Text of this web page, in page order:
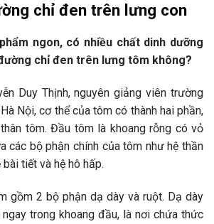
chỉ đen trên lưng con
ngon, có nhiều chất dinh dưỡng
chỉ đen trên lưng tôm không?
Duy Thịnh, nguyên giảng viên trường
Nội, cơ thể của tôm có thành hai phần,
tôm. Đầu tôm là khoang rỗng có vỏ
các bộ phận chính của tôm như hệ thần
bài tiết và hệ hô hấp.
gồm 2 bộ phận dạ dày và ruột. Dạ dày
trong khoang đầu, là nơi chứa thức